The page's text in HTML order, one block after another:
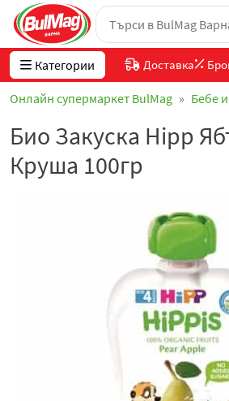
Категории Доставка
Онлайн супермаркет BulMag Бебе
Био Закуска Hipp
Круша 100гр